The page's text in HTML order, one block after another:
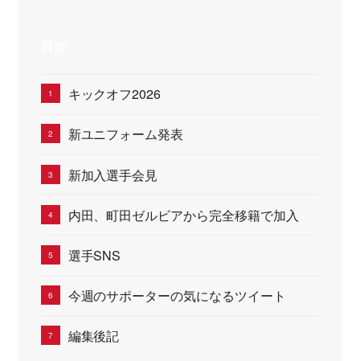
キックオフ2026
新ユニフォーム発表
新加入選手会見
内田、町田ゼルビアから完全移籍で加入
選手SNS
今週のサポーターの気になるツイート
編集後記